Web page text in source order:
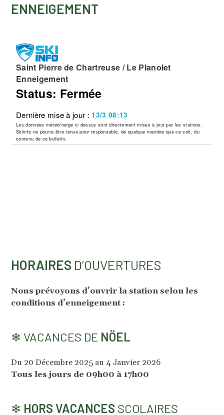
ENNEIGEMENT
HORAIRES D’OUVERTURES
Nous prévoyons d’ouvrir la station selon les
conditions d’enneigement :
❄ VACANCES DE NÖEL
Du 20 Décembre 2025 au 4 Janvier 2026
Tous les jours de 09h00 à 17h00
❄ HORS VACANCES SCOLAIRES